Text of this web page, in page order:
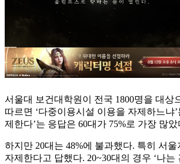
서울대 보건대학원이 전국 1800명을 대상
따르면 ‘다중이용시설 이용을 자제하느냐
제한다’는 응답은 60대가 75%로 가장 많았
하지만 20대는 48%에 불과했다. 특히 서울
자제한다고 답했다. 20~30대의 경우 ‘나는